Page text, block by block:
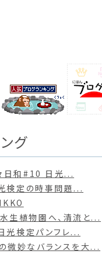
グ
日和#10 日光...
検定の時事問題...
生植物園へ、清流と...
光検定パンフレ...
微妙なバランスを大...